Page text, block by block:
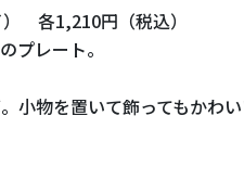
） 各1,210円（税込）
プレート。
小物を置いて飾ってもかわ